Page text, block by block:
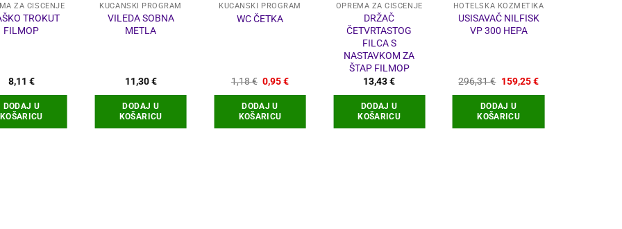
ZA ČIŠĆENJE
TROKUT
FILMOP
8,11 €
DODAJ U
KOŠARICU
KUĆANSKI PROGRAM
VILEDA SOBNA
METLA
11,30€
DODAJ U
KOŠARICU
KUĆANSKI PROGRAM
WC ČETKA
1,18€ Izvorna
bila
je:
1,18 €.
0,95€Trenutna
DODAJ U
KOŠARICU
OPREMA ZA ČIŠĆENJE
DRŽAČ
ČETVRTASTOG
FILCA S
NASTAVKOM ZA
ŠTAP FILMOP
13,43€
DODAJ U
KOŠARICU
HOTELSKA KOZMETIKA
USISAVAČ NILFISK
VP 300 HEPA
296,31€ Izvorna
bila
je:
296,31 €.
159,25€Trenutna
DODAJ U
KOŠARICU